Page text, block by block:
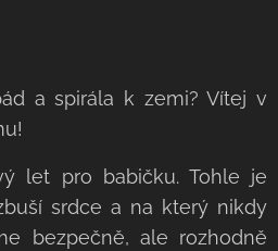
a spirála k zemi? Vítej v
let pro babičku. Tohle je
srdce a na který nikdy
bezpečně, ale rozhodně